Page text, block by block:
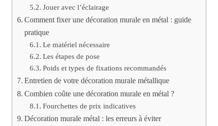
Jouer avec l’éclairage
Comment fixer une décoration murale en métal : guide
pratique
Le matériel nécessaire
Les étapes de pose
Poids et types de fixations recommandés
Entretien de votre décoration murale métallique
Combien coûte une décoration murale en métal ?
Fourchettes de prix indicatives
Décoration murale métal : les erreurs à éviter